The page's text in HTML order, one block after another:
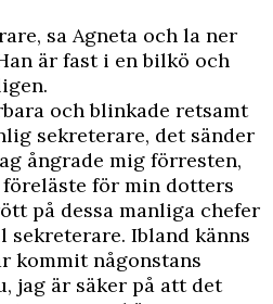
sa Agneta och la ner
är fast i en bilkö och
och blinkade retsamt
sekreterare, det sänder
ångrade mig förresten,
för min dotters
på dessa manliga chefer
Ibland känns
kommit någonstans
jag är säker på att det